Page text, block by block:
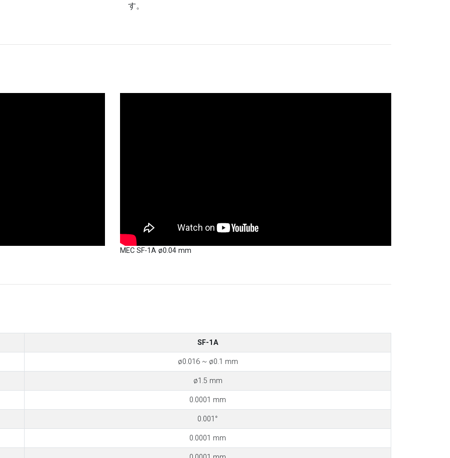
す。
MEC SF-1A ø0.04 mm
SF-1A
ø0.016 ~ ø0.1 mm
ø1.5 mm
0.0001 mm
0.001°
0.0001 mm